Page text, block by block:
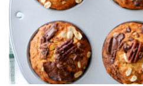
Recept
Anouk